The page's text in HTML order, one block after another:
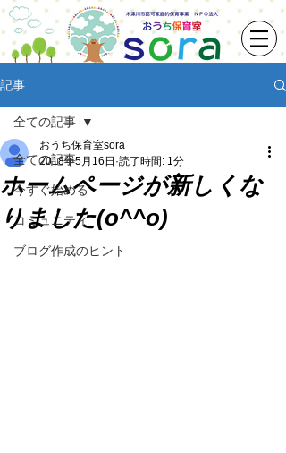
記事
全ての記事
今すぐ始める
コミュニティ
ブログ作成のヒント
全ての記事
ホームページが新しくな
りました(o^^o)
おうち保育室sora
2018年5月16日 読了時間: 1分